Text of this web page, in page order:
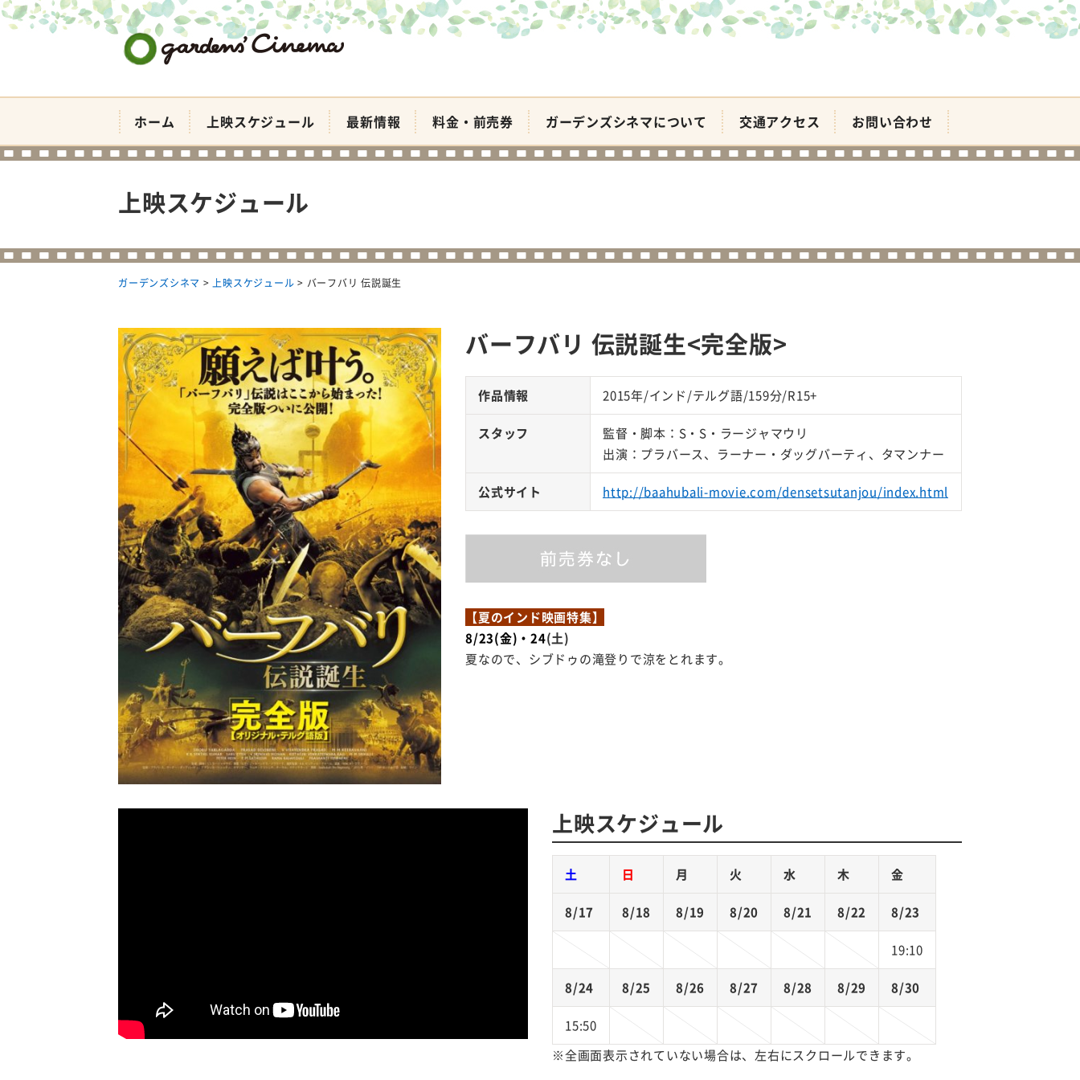
ホーム 上映スケジュール 最新情報 料金・前売券 ガーデンズシネマについて 交通アクセス お問い合わせ
上映スケジュール
ガーデンズシネマ >上映スケジュール > バーフバリ 伝説誕生
バーフバリ 伝説誕生<完全版>
作品情報 2015年/インド/テルグ語/159分/R15+
スタッフ
監督・脚本：S・S・ラージャマウリ
出演：プラバース、ラーナー・ダッグバーティ、タマンナー
公式サイト http://baahubali-movie.com/densetsutanjou/index.html
【夏のインド映画特集】
8/23(金)・24(土)
夏なので、シブドゥの滝登りで涼をとれます。
上映スケジュール
土 日 月 火 水 木 金
8/17 8/18 8/19 8/20 8/21 8/22 8/23
19:10
8/24 8/25 8/26 8/27 8/28 8/29 8/30
15:50
※全画面表示されていない場合は、左右にスクロールできます。